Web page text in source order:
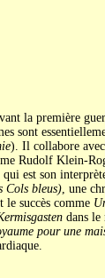
la première
sont
). Il collabore
Rudolf Klein-
qui est son
Cols bleus), une
le succès comme
dans le
pour une